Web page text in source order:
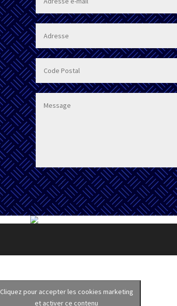
Cliquez pour accepter les cookies marketing
et activer ce contenu